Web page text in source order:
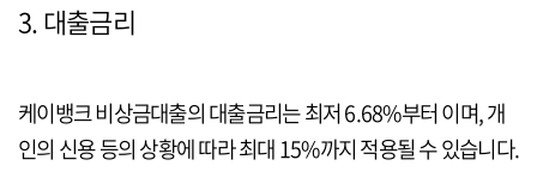
3. 대출금리
케이뱅크 비상금대출의 대출금리는 최저 6.68%부터 이며, 개
인의 신용 등의 상황에 따라 최대 15%까지 적용될 수 있습니다.